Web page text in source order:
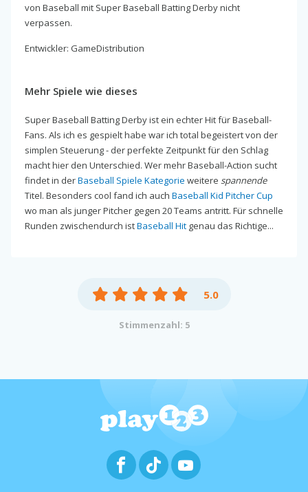
von Baseball mit Super Baseball Batting Derby nicht
verpassen.
Entwickler: GameDistribution
Mehr Spiele wie dieses
Super Baseball Batting Derby ist ein echter Hit für Baseball-
Fans. Als ich es gespielt habe war ich total begeistert von der
simplen Steuerung - der perfekte Zeitpunkt für den Schlag
macht hier den Unterschied. Wer mehr Baseball-Action sucht
findet in derBaseball Spiele Kategorie weitere spannende
Titel. Besonders cool fand ich auch Baseball Kid Pitcher Cup
wo man als junger Pitcher gegen 20 Teams antritt. Für schnelle
Runden zwischendurch istBaseball Hit genau das Richtige...
5.0
Stimmenzahl: 5